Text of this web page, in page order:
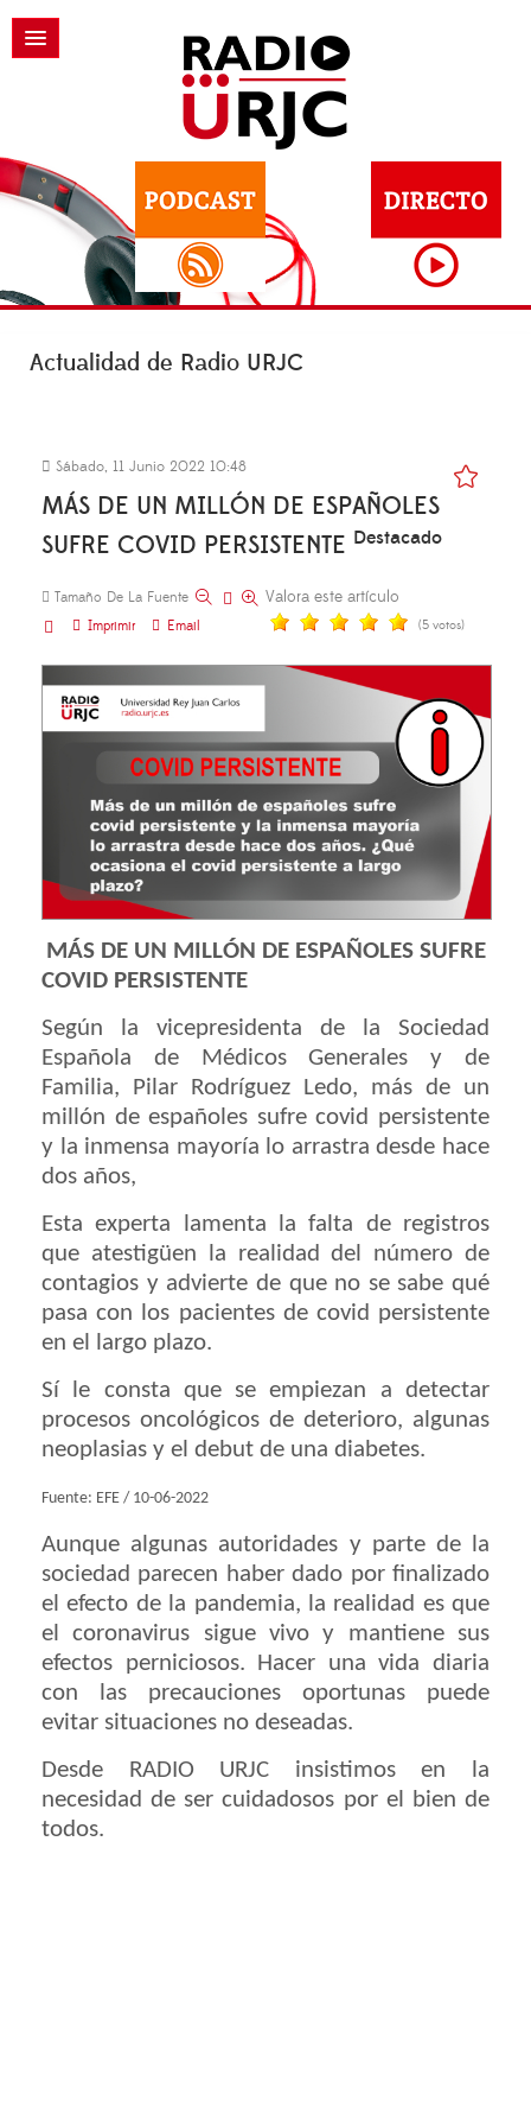
Actualidad de Radio URJC
Sábado, 11 Junio 2022 10:48
MÁS DE UN MILLÓN DE ESPAÑOLES
SUFRE COVID PERSISTENTE Destacado
Tamaño De La Fuente
Imprimir
Email
Valora este artículo
(5 votos)
MÁS DE UN MILLÓN DE ESPAÑOLES SUFRE
COVID PERSISTENTE
Según la vicepresidenta de la Sociedad
Española de Médicos Generales y de
Familia, Pilar Rodríguez Ledo, más de un
millón de españoles sufre covid persistente
y la inmensa mayoría lo arrastra desde hace
dos años,
Esta experta lamenta la falta de registros
que atestigüen la realidad del número de
contagios y advierte de que no se sabe qué
pasa con los pacientes de covid persistente
en el largo plazo.
Sí le consta que se empiezan a detectar
procesos oncológicos de deterioro, algunas
neoplasias y el debut de una diabetes.
Fuente: EFE / 10-06-2022
Aunque algunas autoridades y parte de la
sociedad parecen haber dado por finalizado
el efecto de la pandemia, la realidad es que
el coronavirus sigue vivo y mantiene sus
efectos perniciosos. Hacer una vida diaria
con las precauciones oportunas puede
evitar situaciones no deseadas.
Desde RADIO URJC insistimos en la
necesidad de ser cuidadosos por el bien de
todos.